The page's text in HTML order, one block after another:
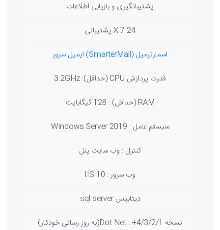
پشتیبانگیری و بازیابی اطلاعات
24 X 7 پشتیبانی
اسمارترمیل (SmarterMail) ایمیل سرور
قدرت پردازش CPU (حداقل): 3.2GHz
RAM (حداقل) : 128 گیگابایت
سیستم عامل : Windows Server 2019
کنترل : وب سایت پنل
وب سرور : IIS 10
دیتابیس sql server
نسخه Dot Net : +4/3/2/1(به روز رسانی خودکار)